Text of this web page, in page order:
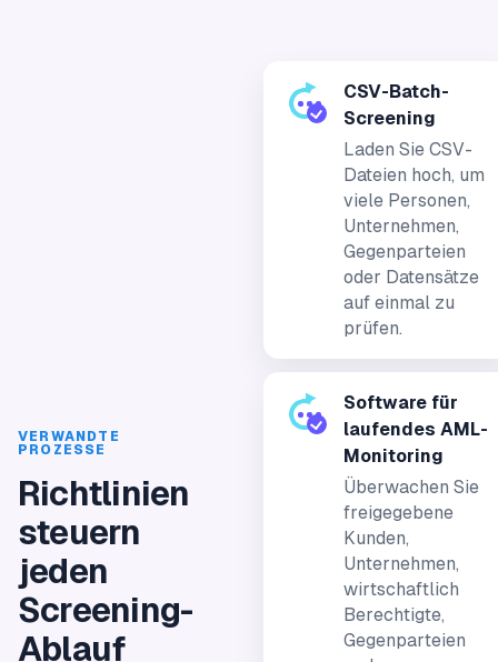
VERWANDTE
PROZESSE
Richtlinien
steuern
jeden
Screening-
Ablauf
CSV-Batch-
Screening
Laden Sie CSV-
Dateien hoch, um
viele Personen,
Unternehmen,
Gegenparteien
oder Datensätze
auf einmal zu
prüfen.
Software für
laufendes AML-
Monitoring
Überwachen Sie
freigegebene
Kunden,
Unternehmen,
wirtschaftlich
Berechtigte,
Gegenparteien